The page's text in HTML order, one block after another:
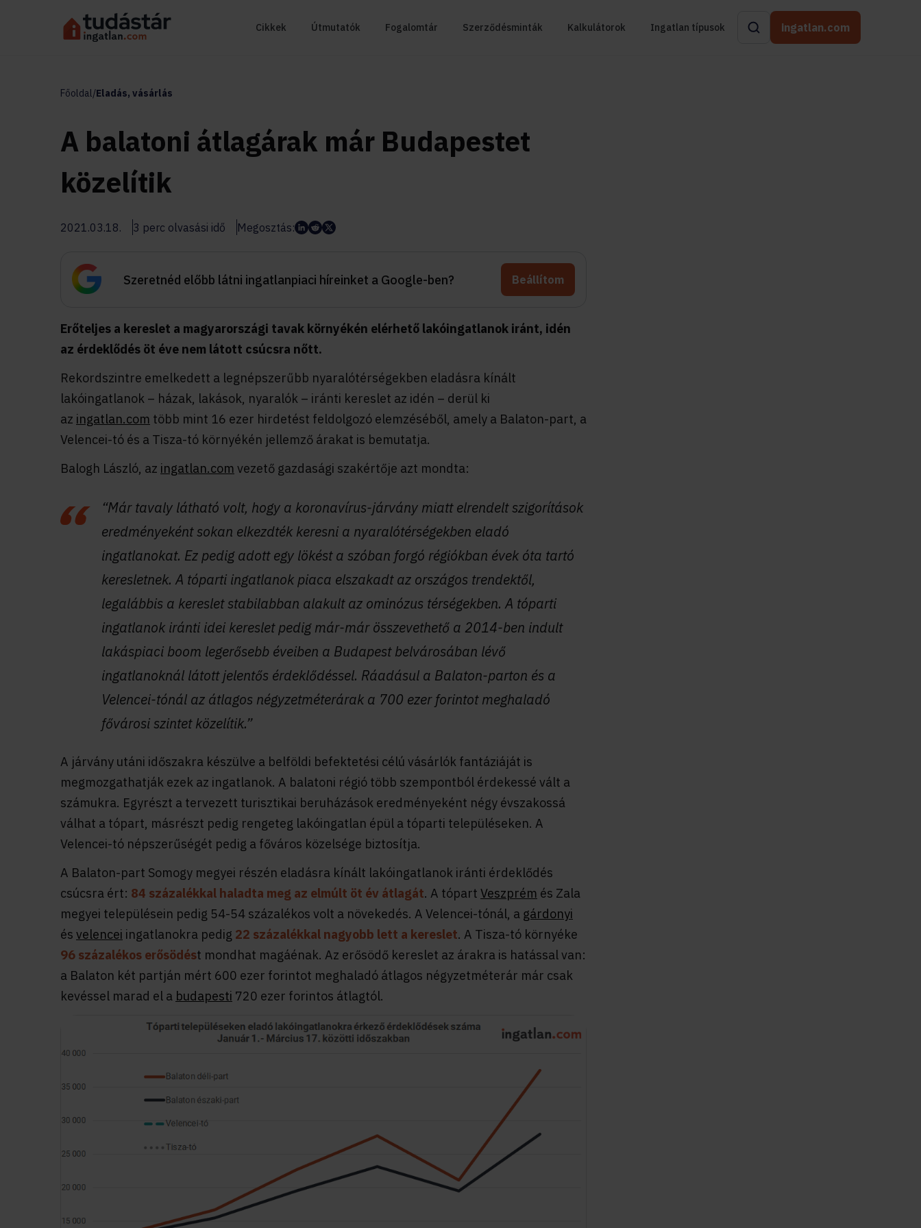
Cikkek Útmutatók Fogalomtár Szerződésminták Kalkulátorok Ingatlan típusok ingatlan.com
Főoldal/Eladás, vásárlás
A balatoni átlagárak már Budapestet
közelítik
2021.03.18. 3 perc olvasási idő Megosztás:
Szeretnéd előbb látni ingatlanpiaci híreinket a Google-ben? Beállítom
Erőteljes a kereslet a magyarországi tavak környékén elérhető lakóingatlanok iránt, idén
az érdeklődés öt éve nem látott csúcsra nőtt.
Rekordszintre emelkedett a legnépszerűbb nyaralótérségekben eladásra kínált
lakóingatlanok – házak, lakások, nyaralók – iránti kereslet az idén – derül ki
az ingatlan.com több mint 16 ezer hirdetést feldolgozó elemzéséből, amely a Balaton-part, a
Velencei-tó és a Tisza-tó környékén jellemző árakat is bemutatja.
Balogh László, az ingatlan.com vezető gazdasági szakértője azt mondta:
“Már tavaly látható volt, hogy a koronavírus-járvány miatt elrendelt szigorítások
eredményeként sokan elkezdték keresni a nyaralótérségekben eladó
ingatlanokat. Ez pedig adott egy lökést a szóban forgó régiókban évek óta tartó
keresletnek. A tóparti ingatlanok piaca elszakadt az országos trendektől,
legalábbis a kereslet stabilabban alakult az ominózus térségekben. A tóparti
ingatlanok iránti idei kereslet pedig már-már összevethető a 2014-ben indult
lakáspiaci boom legerősebb éveiben a Budapest belvárosában lévő
ingatlanoknál látott jelentős érdeklődéssel. Ráadásul a Balaton-parton és a
Velencei-tónál az átlagos négyzetméterárak a 700 ezer forintot meghaladó
fővárosi szintet közelítik.”
A járvány utáni időszakra készülve a belföldi befektetési célú vásárlók fantáziáját is
megmozgathatják ezek az ingatlanok. A balatoni régió több szempontból érdekessé vált a
számukra. Egyrészt a tervezett turisztikai beruházások eredményeként négy évszakossá
válhat a tópart, másrészt pedig rengeteg lakóingatlan épül a tóparti településeken. A
Velencei-tó népszerűségét pedig a főváros közelsége biztosítja.
A Balaton-part Somogy megyei részén eladásra kínált lakóingatlanok iránti érdeklődés
csúcsra ért: 84 százalékkal haladta meg az elmúlt öt év átlagát. A tópart Veszprém és Zala
megyei településein pedig 54-54 százalékos volt a növekedés. A Velencei-tónál, a gárdonyi
és velencei ingatlanokra pedig 22 százalékkal nagyobb lett a kereslet. A Tisza-tó környéke
96 százalékos erősödést mondhat magáénak. Az erősödő kereslet az árakra is hatással van:
a Balaton két partján mért 600 ezer forintot meghaladó átlagos négyzetméterár már csak
kevéssel marad el a budapesti 720 ezer forintos átlagtól.